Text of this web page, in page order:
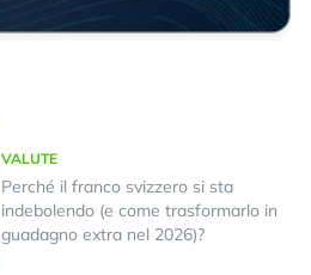
VALUTE
Perché il franco svizzero si sta
indebolendo (e come trasformarlo in
guadagno extra nel 2026)?